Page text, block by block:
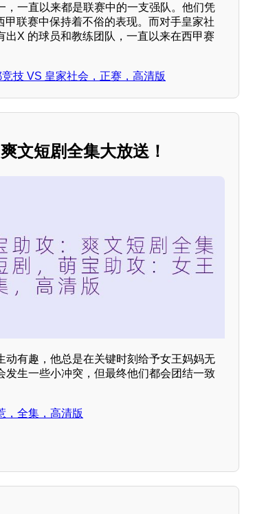
一直以来都是联赛中的一支强队。他们凭
联赛中保持着不俗的表现。而对手皇家社
X 的球员和教练团队，一直以来在西甲赛
技 VS 皇家社会，正赛，高清版
文短剧全集大放送！
有趣，他总是在关键时刻给予女王妈妈无
发生一些小冲突，但最终他们都会团结一致
，全集，高清版